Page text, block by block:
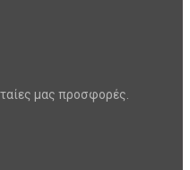
μας προσφορές.